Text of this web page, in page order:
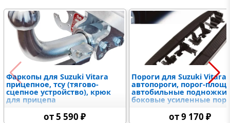
Фаркопы для Suzuki Vitara
прицепное, тсу (тягово-
сцепное устройство), крюк
для прицепа
от 5 590 ₽
Пороги для Suzuki Vitara
автопороги, порог-
автобильные подножки,
боковые усиленные
от 9 170 ₽